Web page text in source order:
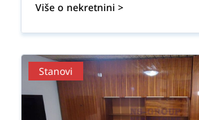
Više o nekretnini >
Stanovi